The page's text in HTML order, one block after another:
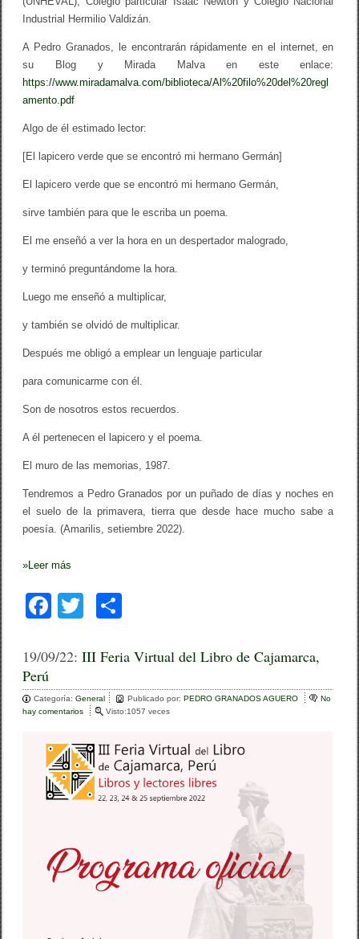
Industrial Hermilio Valdizán.
A Pedro Granados, le encontrarán rápidamente en el internet, en
su Blog y Mirada Malva en este enlace:
https://www.miradamalva.com/biblioteca/Al%20filo%20del%20regl
amento.pdf
Algo de él estimado lector:
[El lapicero verde que se encontró mi hermano Germán]
El lapicero verde que se encontró mi hermano Germán,
sirve también para que le escriba un poema.
El me enseñó a ver la hora en un despertador malogrado,
y terminó preguntándome la hora.
Luego me enseñó a multiplicar,
y también se olvidó de multiplicar.
Después me obligó a emplear un lenguaje particular
para comunicarme con él.
Son de nosotros estos recuerdos.
A él pertenecen el lapicero y el poema.
El muro de las memorias, 1987.
Tendremos a Pedro Granados por un puñado de días y noches en
el suelo de la primavera, tierra que desde hace mucho sabe a
poesía. (Amarilis, setiembre 2022).
»Leer más
F
c
e
b
o
k
tt
er
m
p
ar
19/09/22:III Feria Virtual del Libro de Cajamarca,
Perú
Categoría:General Publicado por:PEDRO GRANADOS AGUERO
No
hay comentarios
I
I
F
e
r
r
t
Visto:1057 veces